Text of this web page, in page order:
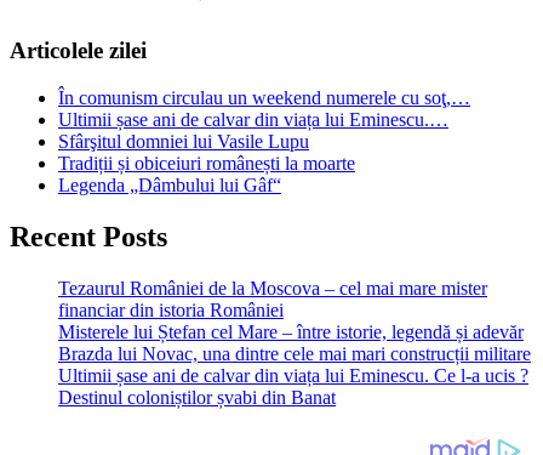
Articolele zilei
În comunism circulau un weekend numerele cu soţ,…
Ultimii șase ani de calvar din viața lui Eminescu.…
Sfârşitul domniei lui Vasile Lupu
Tradiții și obiceiuri românești la moarte
Legenda „Dâmbului lui Gâf“
Recent Posts
Tezaurul României de la Moscova – cel mai mare mister
financiar din istoria României
Misterele lui Ștefan cel Mare – între istorie, legendă și adevăr
Brazda lui Novac, una dintre cele mai mari construcții militare
Ultimii șase ani de calvar din viața lui Eminescu. Ce l-a ucis ?
Destinul coloniștilor șvabi din Banat